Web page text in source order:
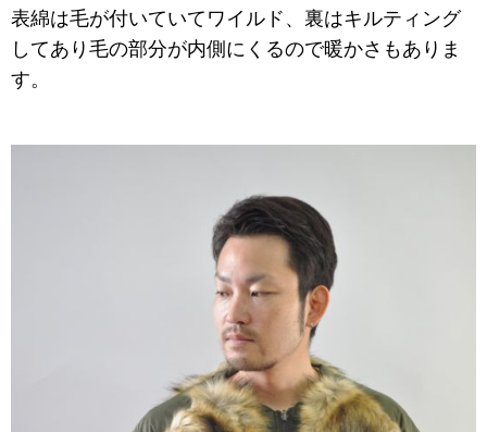
表綿は毛が付いていてワイルド、裏はキルティング
してあり毛の部分が内側にくるので暖かさもありま
す。